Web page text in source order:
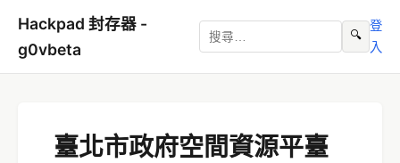
Hackpad 封存器 -
g0vbeta
🔍
登
入
臺北市政府空間資源平臺